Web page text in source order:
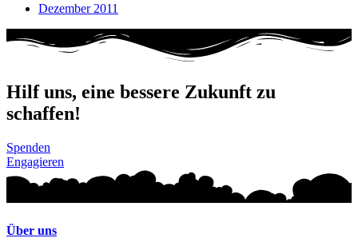
Dezember 2011
Hilf uns, eine bessere Zukunft zu
schaffen!
Spenden
Engagieren
Über uns